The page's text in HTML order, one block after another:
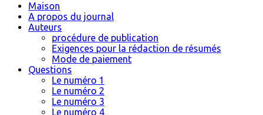
Maison
A propos du journal
Auteurs
procédure de publication
Exigences pour la rédaction de résumés
Mode de paiement
Questions
Le numéro 1
Le numéro 2
Le numéro 3
Le numéro 4